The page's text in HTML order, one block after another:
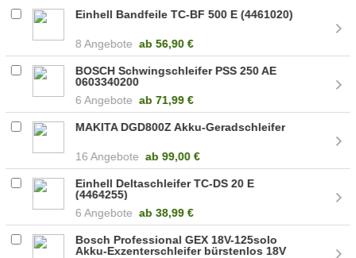
Einhell Bandfeile TC-BF 500 E (4461020)
8 Angebote ab 56,90 €
BOSCH Schwingschleifer PSS 250 AE
0603340200
6 Angebote ab 71,99 €
MAKITA DGD800Z Akku-Geradschleifer
16 Angebote ab 99,00 €
Einhell Deltaschleifer TC-DS 20 E
(4464255)
6 Angebote ab 38,99 €
Bosch Professional GEX 18V-125solo
Akku-Exzenterschleifer bürstenlos 18V